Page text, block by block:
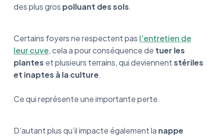
des plus gros polluant des sols.
Certains foyers ne respectent pas l’entretien de
leur cuve, cela a pour conséquence de tuer les
plantes et plusieurs terrains, qui deviennentstériles
et inaptes à la culture.
Ce qui représente une importante perte.
D’autant plus qu’il impacte également la nappe